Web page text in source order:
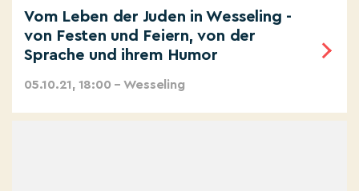
Vom Leben der Juden in Wesseling -
von Festen und Feiern, von der
Sprache und ihrem Humor
05.10.21, 18:00 – Wesseling